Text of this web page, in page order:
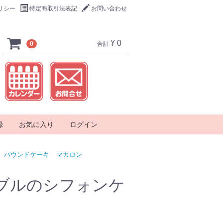
シー 特定商取引法表記 お問い合わせ
0 合計 ¥ 0
パウンドケーキ マカロン
お気に入り ログイン
ルのシフォンケ